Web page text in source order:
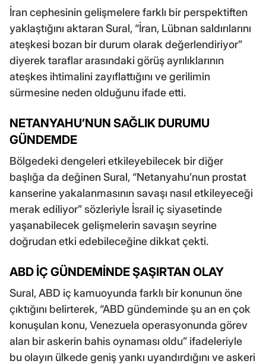
İran cephesinin gelişmelere farklı bir perspektiften
yaklaştığını aktaran Sural, “İran, Lübnan saldırılarını
ateşkesi bozan bir durum olarak değerlendiriyor”
diyerek taraflar arasındaki görüş ayrılıklarının
ateşkes ihtimalini zayıflattığını ve gerilimin
sürmesine neden olduğunu ifade etti.
NETANYAHU’NUN SAĞLIK DURUMU
GÜNDEMDE
Bölgedeki dengeleri etkileyebilecek bir diğer
başlığa da değinen Sural, “Netanyahu’nun prostat
kanserine yakalanmasının savaşı nasıl etkileyeceği
merak ediliyor” sözleriyle İsrail iç siyasetinde
yaşanabilecek gelişmelerin savaşın seyrine
doğrudan etki edebileceğine dikkat çekti.
ABD İÇ GÜNDEMİNDE ŞAŞIRTAN OLAY
Sural, ABD iç kamuoyunda farklı bir konunun öne
çıktığını belirterek, “ABD gündeminde şu an en çok
konuşulan konu, Venezuela operasyonunda görev
alan bir askerin bahis oynaması oldu” ifadeleriyle
bu olayın ülkede geniş yankı uyandırdığını ve askeri